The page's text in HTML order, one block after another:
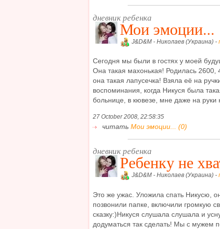
дневник ребенка
Мои эмоции...
J&D&M - Николаев (Украина) -
Сегодня мы были в гостях у моей
Она такая махонькая! Родилась
она такая лапусечка! Взяла её на
воспоминания, когда Никуся была
больнице, в кювезе, мне даже на руки
27 October 2008, 22:58:35
читать Мои эмоции... (0)
дневник ребенка
Ребенку не
J&D&M - Николаев (Украина) -
Это же ужас. Уложила спать Никусю,
позвонили папке, включили громкую
сказку:)Никуся слушала слушала и
додуматься так сделать! Мы с мужем